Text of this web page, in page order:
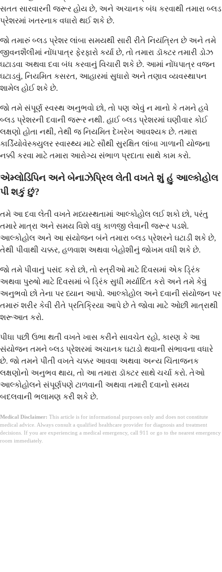
સતત સારવારની જરૂર હોય છે, અને અચાનક બંધ કરવાથી તમારા બ્લડ
પ્રેશરમાં ખતરનાક વધારો થઈ શકે છે.
જો તમારું બ્લડ પ્રેશર લાંબા સમયથી સારી રીતે નિયંત્રિત છે અને તમે
જીવનશૈલીમાં નોંધપાત્ર ફેરફારો કર્યા છે, તો તમારા ડૉક્ટર તમારી ડોઝ
ઘટાડવા અથવા દવા બંધ કરવાનું વિચારી શકે છે. આમાં નોંધપાત્ર વજન
ઘટાડવું, નિયમિત કસરત, આહારમાં સુધારો અને તણાવ વ્યવસ્થાપન
શામેલ હોઈ શકે છે.
જો તમે સંપૂર્ણ સ્વસ્થ અનુભવો છો, તો પણ એવું ન માનો કે તમને હવે
બ્લડ પ્રેશરની દવાની જરૂર નથી. હાઈ બ્લડ પ્રેશરમાં ઘણીવાર કોઈ
લક્ષણો હોતા નથી, તેથી જ નિયમિત દેખરેખ આવશ્યક છે. તમારા
કાર્ડિયોવેસ્ક્યુલર સ્વાસ્થ્ય માટે સૌથી સુરક્ષિત લાંબા ગાળાની યોજના
નક્કી કરવા માટે તમારા આરોગ્ય સંભાળ પ્રદાતા સાથે કામ કરો.
એમ્લોડિપિન અને બેનાઝેપ્રિલ લેતી વખતે શું હું આલ્કોહોલ
પી શકું છું?
તમે આ દવા લેતી વખતે મધ્યસ્થતામાં આલ્કોહોલ લઈ શકો છો, પરંતુ
તમારે માત્રા અને સમય વિશે વધુ કાળજી લેવાની જરૂર પડશે.
આલ્કોહોલ અને આ સંયોજન બંને તમારા બ્લડ પ્રેશરને ઘટાડી શકે છે,
તેથી પીવાથી ચક્કર, હળવાશ અથવા બેહોશીનું જોખમ વધી શકે છે.
જો તમે પીવાનું પસંદ કરો છો, તો સ્ત્રીઓ માટે દિવસમાં એક ડ્રિંક
અથવા પુરુષો માટે દિવસમાં બે ડ્રિંક સુધી મર્યાદિત કરો અને તમે કેવું
અનુભવો છો તેના પર ધ્યાન આપો. આલ્કોહોલ અને દવાની સંયોજન પર
તમારું શરીર કેવી રીતે પ્રતિક્રિયા આપે છે તે જોવા માટે ઓછી માત્રાથી
શરૂઆત કરો.
પીધા પછી ઉભા થતી વખતે ખાસ કરીને સાવચેત રહો, કારણ કે આ
સંયોજન તમને બ્લડ પ્રેશરમાં અચાનક ઘટાડો થવાની સંભાવના વધારે
છે. જો તમને પીતી વખતે ચક્કર આવવા અથવા અન્ય ચિંતાજનક
લક્ષણોનો અનુભવ થાય, તો આ તમારા ડૉક્ટર સાથે ચર્ચા કરો. તેઓ
આલ્કોહોલને સંપૂર્ણપણે ટાળવાની અથવા તમારી દવાનો સમય
બદલવાની ભલામણ કરી શકે છે.
Medical Disclaimer: This article is for informational purposes only and does not constitute
medical advice. Always consult a qualified healthcare provider for diagnosis and treatment
decisions. If you are experiencing a medical emergency, call 911 or go to the nearest emergency
room immediately.